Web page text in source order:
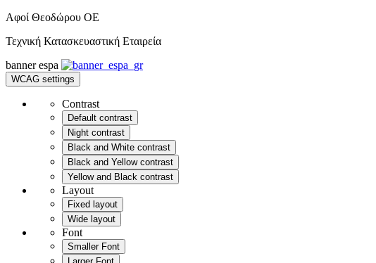
Αφοί Θεοδώρου OE
Τεχνική Κατασκευαστική Εταιρεία
banner espa
WCAG settings
Contrast
Default contrast
Night contrast
Black and White contrast
Black and Yellow contrast
Yellow and Black contrast
Layout
Fixed layout
Wide layout
Font
Smaller Font